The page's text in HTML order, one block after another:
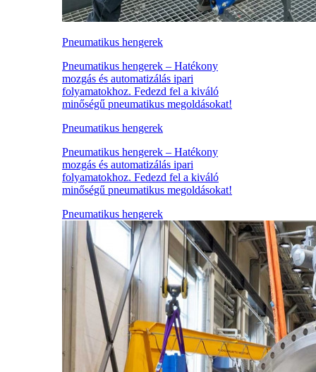
Pneumatikus hengerek
Pneumatikus hengerek – Hatékony
mozgás és automatizálás ipari
folyamatokhoz. Fedezd fel a kiváló
minőségű pneumatikus megoldásokat!
Pneumatikus hengerek
Pneumatikus hengerek – Hatékony
mozgás és automatizálás ipari
folyamatokhoz. Fedezd fel a kiváló
minőségű pneumatikus megoldásokat!
Pneumatikus hengerek